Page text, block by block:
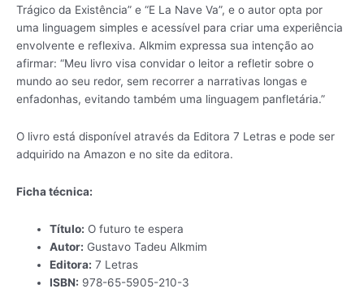
Trágico da Existência” e “E La Nave Va”, e o autor opta por
uma linguagem simples e acessível para criar uma experiência
envolvente e reflexiva. Alkmim expressa sua intenção ao
afirmar: “Meu livro visa convidar o leitor a refletir sobre o
mundo ao seu redor, sem recorrer a narrativas longas e
enfadonhas, evitando também uma linguagem panfletária.”
O livro está disponível através da Editora 7 Letras e pode ser
adquirido na Amazon e no site da editora.
Ficha técnica:
Título: O futuro te espera
Autor: Gustavo Tadeu Alkmim
Editora: 7 Letras
ISBN: 978-65-5905-210-3